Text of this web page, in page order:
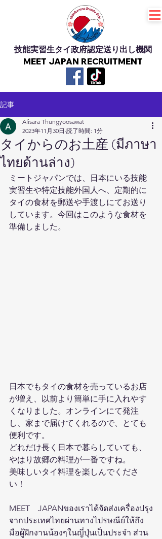
MEET JAPAN RECRUITMENT
技能実習生タイ政府認定送り出し機関
記事
タイからのお土産 (มีภาษา
ไทยด้านล่าง)
Alisara Thungyoosawat
2023年11月30日 読了時間: 1分
ミートジャパンでは、日本にいる技能
実習生や特定技能外国人へ、定期的に
タイの食材を郵送や手渡しにてお送り
しています。今回はこのような食材を
準備しました。
日本でもタイの食材を売っているお店
が増え、以前より簡単に手に入れやす
くなりました。オンラインにて発注
し、家まで届けてくれるので、とても
便利です。
どれだけ長く日本で暮らしていても、
やはり故郷の料理が一番ですね。
美味しいタイ料理を楽しんでくださ
い！
MEET　JAPANของเราได้จัดส่งเครื่องปรุง
จากประเทศไทยผ่านทางไปรษณีย์ให้ถึง
มือผู้ฝึกงานน้องๆในญี่ปุ่นเป็นประจำ ส่วน